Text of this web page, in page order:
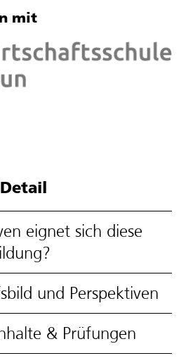
mit
eignet sich diese
und Perspektiven
& Prüfungen